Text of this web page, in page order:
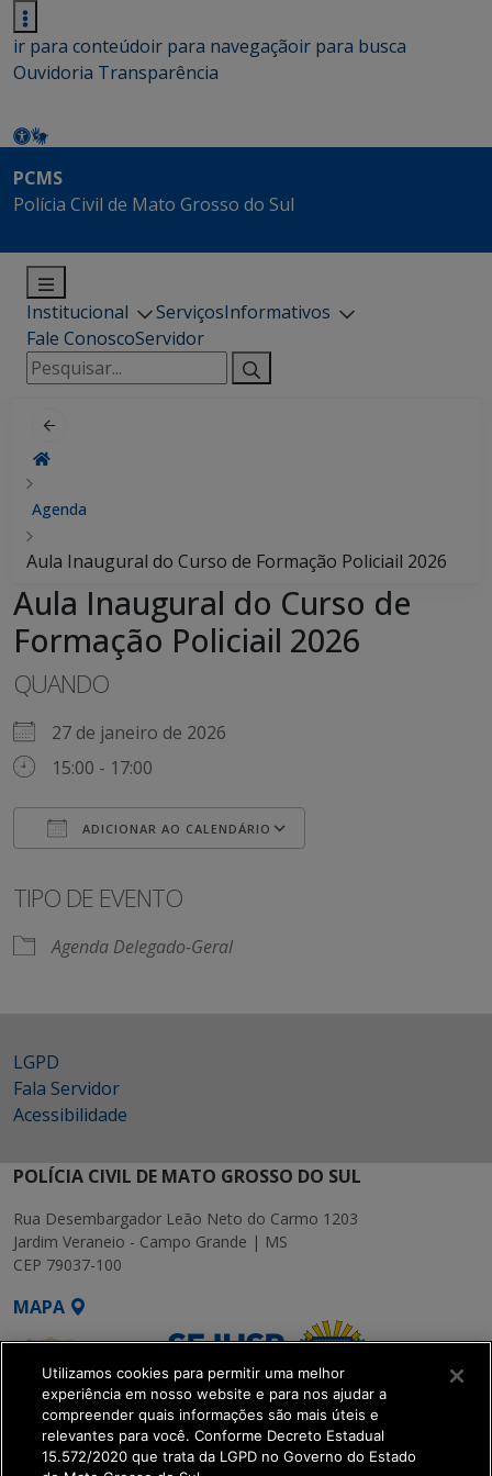
ir para conteúdoir para navegaçãoir para busca
Ouvidoria Transparência
PCMS
Polícia Civil de Mato Grosso do Sul
Institucional ServiçosInformativos
Fale ConoscoServidor
Pesquisar
por:
Agenda
Aula Inaugural do Curso de Formação Policiail 2026
Aula Inaugural do Curso de
Formação Policiail 2026
QUANDO
27 de janeiro de 2026
15:00 - 17:00
ADICIONAR AO CALENDÁRIO
TIPO DE EVENTO
Agenda Delegado-Geral
LGPD
Fala Servidor
Acessibilidade
POLÍCIA CIVIL DE MATO GROSSO DO SUL
Rua Desembargador Leão Neto do Carmo 1203
Jardim Veraneio - Campo Grande | MS
CEP 79037-100
MAPA
SETDIG | Secretaria-
Utilizamos cookies para permitir uma melhor
experiência em nosso website e para nos ajudar a
compreender quais informações são mais úteis e
relevantes para você. Conforme Decreto Estadual
15.572/2020 que trata da LGPD no Governo do Estado